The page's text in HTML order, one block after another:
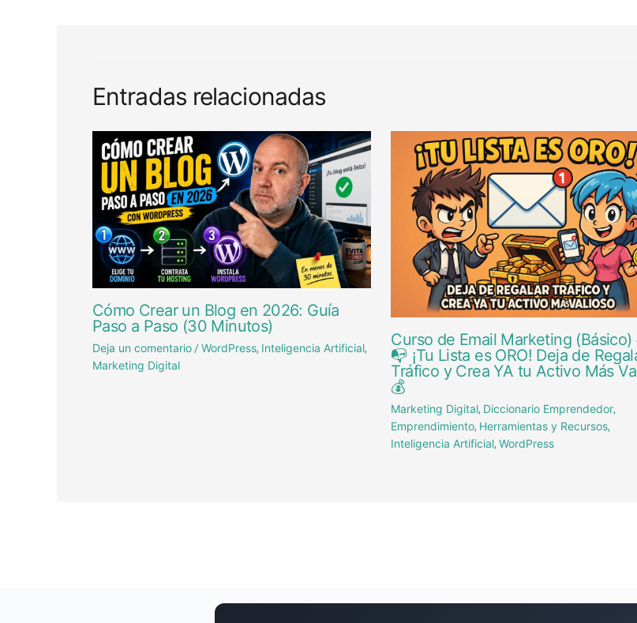
Entradas relacionadas
Cómo Crear un Blog en 2026: Guía
Paso a Paso (30 Minutos)
Deja un comentario /WordPress, Inteligencia Artificial,
Marketing Digital
Curso de Email Marketing (Básico)
📭 ¡Tu Lista es ORO! Deja de
Tráfico y Crea YA tu Activo Más
💰
Marketing Digital, Diccionario Emprendedor,
Emprendimiento, Herramientas y Recursos,
Inteligencia Artificial,WordPress